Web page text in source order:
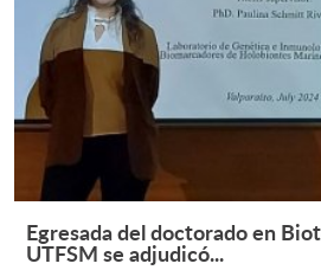
Egresada del doctorado en
UTFSM se adjudicó...